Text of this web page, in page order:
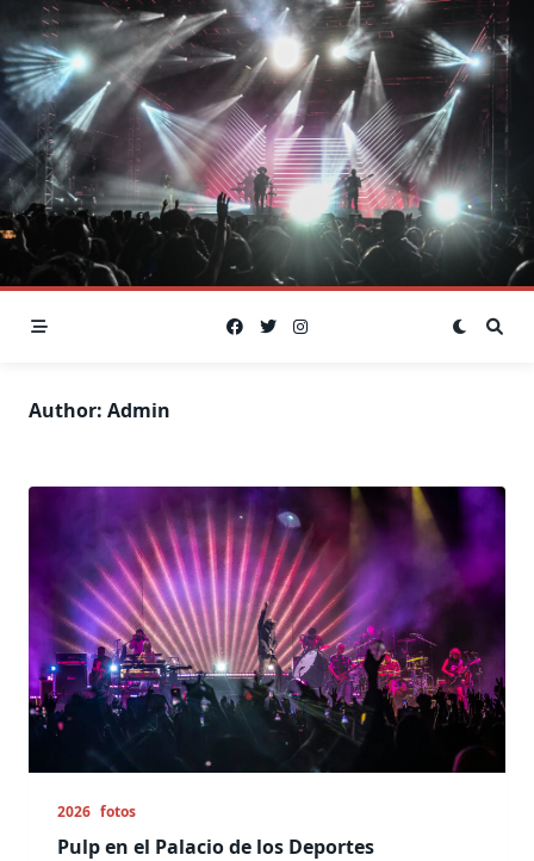
to
content
Author: Admin
2026 fotos
Pulp en el Palacio de los Deportes